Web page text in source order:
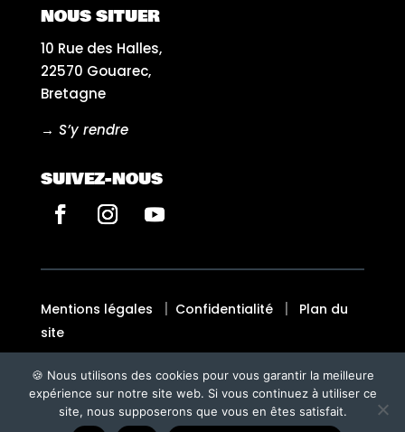
NOUS SITUER
10 Rue des Halles,
22570 Gouarec,
Bretagne
→ S’y rendre
SUIVEZ-NOUS
Mentions légales Confidentialité| Plan du
site
Fait avec ♡ en Bretagne par BREIZH TANDEM
🍪 Nous utilisons des cookies pour vous garantir la meilleure
expérience sur notre site web. Si vous continuez à utiliser ce
site, nous supposerons que vous en êtes satisfait.